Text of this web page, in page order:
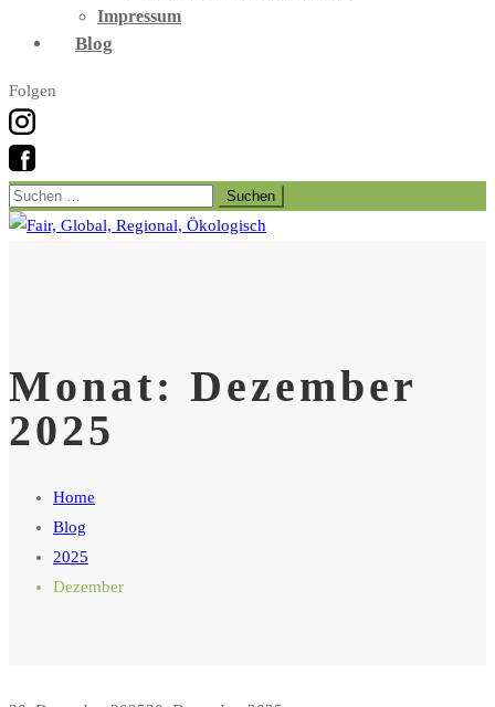
Impressum
Blog
Folgen
Suchen
nach:
Monat: Dezember
2025
Home
Blog
2025
Dezember